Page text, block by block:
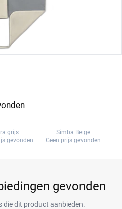
grijs
gevonden
Simba Beige
Geen prijs gevonden
gevonden
die dit product aanbieden.